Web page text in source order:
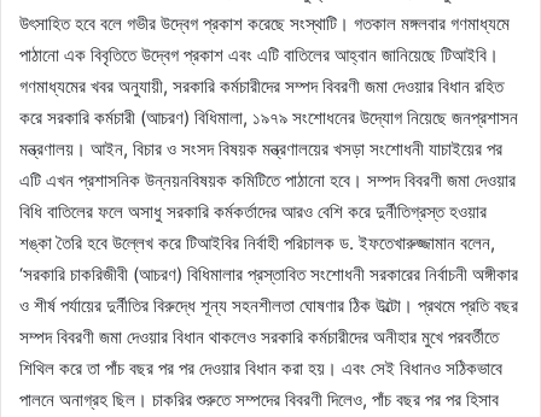
উৎসাহিত হবে বলে গভীর উদ্বেগ প্রকাশ করেছে সংস্থাটি। গতকাল মঙ্গলবার গণমাধ্যমে
পাঠানো এক বিবৃতিতে উদ্বেগ প্রকাশ এবং এটি বাতিলের আহ্বান জানিয়েছে টিআইবি।
গণমাধ্যমের খবর অনুযায়ী, সরকারি কর্মচারীদের সম্পদ বিবরণী জমা দেওয়ার বিধান রহিত
করে সরকারি কর্মচারী (আচরণ) বিধিমালা, ১৯৭৯ সংশোধনের উদ্যোগ নিয়েছে জনপ্রশাসন
মন্ত্রণালয়। আইন, বিচার ও সংসদ বিষয়ক মন্ত্রণালয়ের খসড়া সংশোধনী যাচাইয়ের পর
এটি এখন প্রশাসনিক উন্নয়নবিষয়ক কমিটিতে পাঠানো হবে। সম্পদ বিবরণী জমা দেওয়ার
বিধি বাতিলের ফলে অসাধু সরকারি কর্মকর্তাদের আরও বেশি করে দুর্নীতিগ্রস্ত হওয়ার
শঙ্কা তৈরি হবে উল্লেখ করে টিআইবির নির্বাহী পরিচালক ড. ইফতেখারুজ্জামান বলেন,
‘সরকারি চাকরিজীবী (আচরণ) বিধিমালার প্রস্তাবিত সংশোধনী সরকারের নির্বাচনী অঙ্গীকার
ও শীর্ষ পর্যায়ের দুর্নীতির বিরুদ্ধে শূন্য সহনশীলতা ঘোষণার ঠিক উল্টো। প্রথমে প্রতি বছর
সম্পদ বিবরণী জমা দেওয়ার বিধান থাকলেও সরকারি কর্মচারীদের অনীহার মুখে পরবর্তীতে
শিথিল করে তা পাঁচ বছর পর পর দেওয়ার বিধান করা হয়। এবং সেই বিধানও সঠিকভাবে
পালনে অনাগ্রহ ছিল। চাকরির শুরুতে সম্পদের বিবরণী দিলেও, পাঁচ বছর পর পর হিসাব